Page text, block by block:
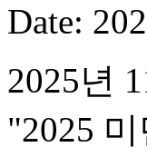
Date:
2025년
"2025